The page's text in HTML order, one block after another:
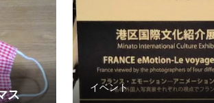
ス
イベント